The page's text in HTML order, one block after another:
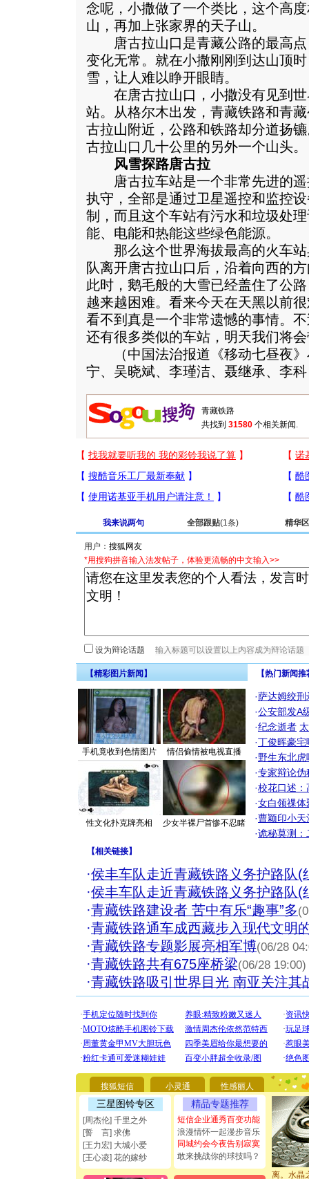
念呢，小撒做了一个类比，这个高
山，再加上张家界的天子山。
唐古拉山口是青藏公路的最高点
变化无常。就在小撒刚刚到达山顶
雪，让人难以睁开眼睛。
在唐古拉山口，小撒没有见到世
站。从格尔木出发，青藏铁路和青
古拉山附近，公路和铁路却分道扬
古拉山口几十公里的另外一个山头。
风雪探路唐古拉
唐古拉车站是一个非常先进的遥
执守，全部是通过卫星遥控和监控
制，而且这个车站有污水和垃圾处
能、电能和热能这些绿色能源。
那么这个世界海拔最高的火车站
队离开唐古拉山口后，沿着向西的
此时，鹅毛般的大雪已经盖住了公
越来越困难。看来今天在天黑以前
看不到真是一个非常遗憾的事情。
还有很多类似的车站，明天我们将
（中国法治报道《移动七昼夜》
宁、吴晓斌、李瑾洁、聂继承、李
共找到 31580 个相关新闻.
我来说两句 全部跟贴(1条) 精华区
用户：
*用搜狗拼音输入法发帖子，体验更流畅的中文输入>>
设为辩论话题
【精彩图片新闻】
手机竟收到色情图片 情侣偷情被电视直播
性文化扑克牌亮相 少女半裸尸首惨不忍睹
【热门新闻
·萨达姆绞刑
·公安部发A
·纪念逝者
·丁俊晖豪
·野生东北
·专家辩论伪
·校花口述：
·女白领祼体
·曹颖印小天
·诡秘莫测：
【相关链接】
·侯丰车队走近青藏铁路义务护路队(
·侯丰车队走近青藏铁路义务护路队(
·青藏铁路建设者 苦中有乐“趣事”多
·青藏铁路通车成西藏步入现代文明
·青藏铁路专题影展亮相军博(06/28
·青藏铁路共有675座桥梁(06/28 19:00)
·青藏铁路吸引世界目光 南亚关注其
搜狐短信 小灵通 性感丽人
三星图铃专区
[周杰伦] 千里之外
[誓 言] 求佛
[王力宏] 大城小爱
[王心凌] 花的嫁纱
精品专题推荐
短信企业通秀百变功能
浪漫情怀一起漫步音乐
同城约会今夜告别寂寞
敢来挑战你的球技吗？
[圣诞节]
你太多
要平安
[圣诞节]
能正大
[圣诞节]
如意,快
[元旦]看
断电。爱
你是我专
[元旦]如
起；二是
离。水晶
[元旦]当